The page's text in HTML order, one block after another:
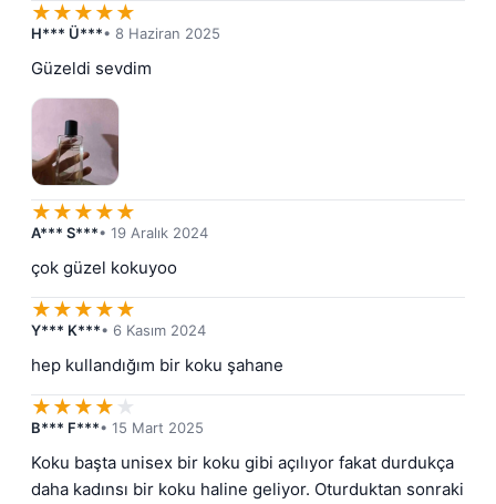
★★★★★
H*** Ü***• 8 Haziran 2025
Güzeldi sevdim
★★★★★
A*** S***• 19 Aralık 2024
çok güzel kokuyoo
★★★★★
Y*** K***• 6 Kasım 2024
hep kullandığım bir koku şahane
★★★★ ★
B*** F***• 15 Mart 2025
Koku başta unisex bir koku gibi açılıyor fakat durdukça
daha kadınsı bir koku haline geliyor. Oturduktan sonraki